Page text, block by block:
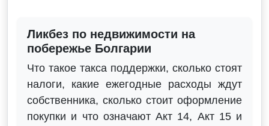
Ликбез по недвижимости на
побережье Болгарии
Что такое такса поддержки, сколько стоят
налоги, какие ежегодные расходы ждут
собственника, сколько стоит оформление
покупки и что означают Акт 14, Акт 15 и